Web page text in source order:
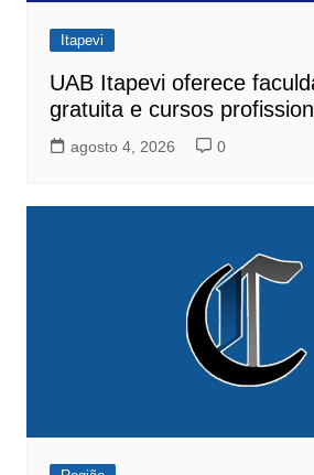
Itapevi
UAB Itapevi oferece
gratuita e cursos
agosto 4, 2026 0